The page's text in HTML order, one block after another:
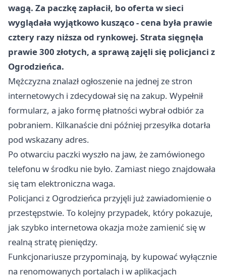
wagą. Za paczkę zapłacił, bo oferta w sieci
wyglądała wyjątkowo kusząco - cena była prawie
cztery razy niższa od rynkowej. Strata sięgnęła
prawie 300 złotych, a sprawą zajęli się policjanci z
Ogrodzieńca.
Mężczyzna znalazł ogłoszenie na jednej ze stron
internetowych i zdecydował się na zakup. Wypełnił
formularz, a jako formę płatności wybrał odbiór za
pobraniem. Kilkanaście dni później przesyłka dotarła
pod wskazany adres.
Po otwarciu paczki wyszło na jaw, że zamówionego
telefonu w środku nie było. Zamiast niego znajdowała
się tam elektroniczna waga.
Policjanci z Ogrodzieńca przyjęli już zawiadomienie o
przestępstwie. To kolejny przypadek, który pokazuje,
jak szybko internetowa okazja może zamienić się w
realną stratę pieniędzy.
Funkcjonariusze przypominają, by kupować wyłącznie
na renomowanych portalach i w aplikacjach